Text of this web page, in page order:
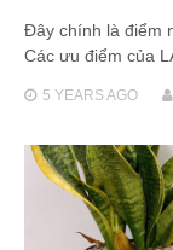
Đây chính là điểm
Các ưu điểm của
5 YEARSAGO